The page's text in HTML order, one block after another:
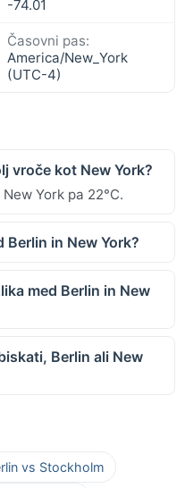
-74.01
Časovni pas:
America/New_York
(UTC-4)
vroče kot New York?
York pa 22°C.
Berlin in New York?
med Berlin in New
Berlin ali New
vs Stockholm